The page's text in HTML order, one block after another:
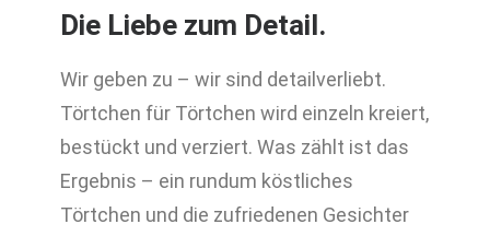
Die Liebe zum Detail.
Wir geben zu – wir sind detailverliebt.
Törtchen für Törtchen wird einzeln kreiert,
bestückt und verziert. Was zählt ist das
Ergebnis – ein rundum köstliches
Törtchen und die zufriedenen Gesichter